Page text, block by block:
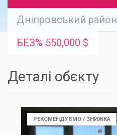
Дніпровський район
БЕЗ% 550,000 $
Деталі обєкту
РЕКОМЕНДУЄМО / ЗНИЖКА